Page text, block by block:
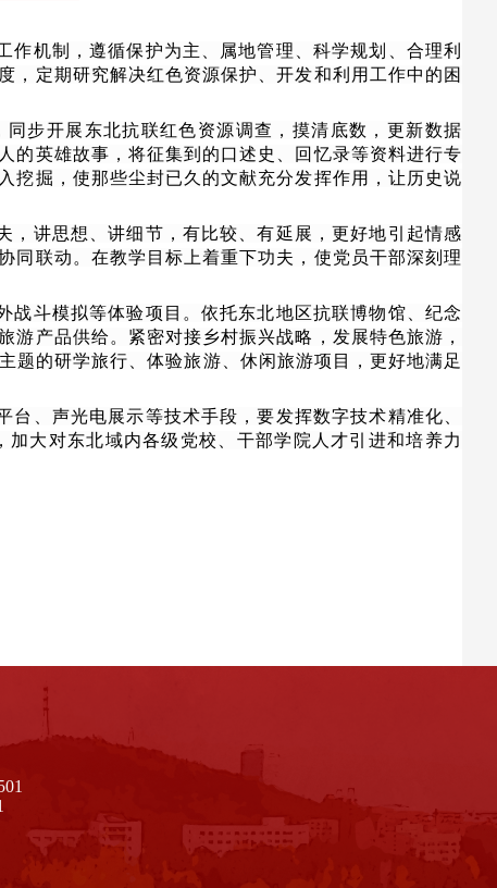
机制，遵循保护为主、属地管理、科学规划、合理利
，定期研究解决红色资源保护、开发和利用工作中的困
步开展东北抗联红色资源调查，摸清底数，更新数据
的英雄故事，将征集到的口述史、回忆录等资料进行专
挖掘，使那些尘封已久的文献充分发挥作用，让历史说
，讲思想、讲细节，有比较、有延展，更好地引起情感
同联动。在教学目标上着重下功夫，使党员干部深刻理
斗模拟等体验项目。依托东北地区抗联博物馆、纪念
产品供给。紧密对接乡村振兴战略，发展特色旅游，
题的研学旅行、体验旅游、休闲旅游项目，更好地满足
、声光电展示等技术手段，要发挥数字技术精准化、
大对东北域内各级党校、干部学院人才引进和培养力